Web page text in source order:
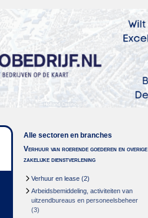
Alle sectoren en branches
Verhuur van roerende goederen en overige
zakelijke dienstverlening
Verhuur en lease (2)
Arbeidsbemiddeling, activiteiten van
uitzendbureaus en personeelsbeheer
(3)